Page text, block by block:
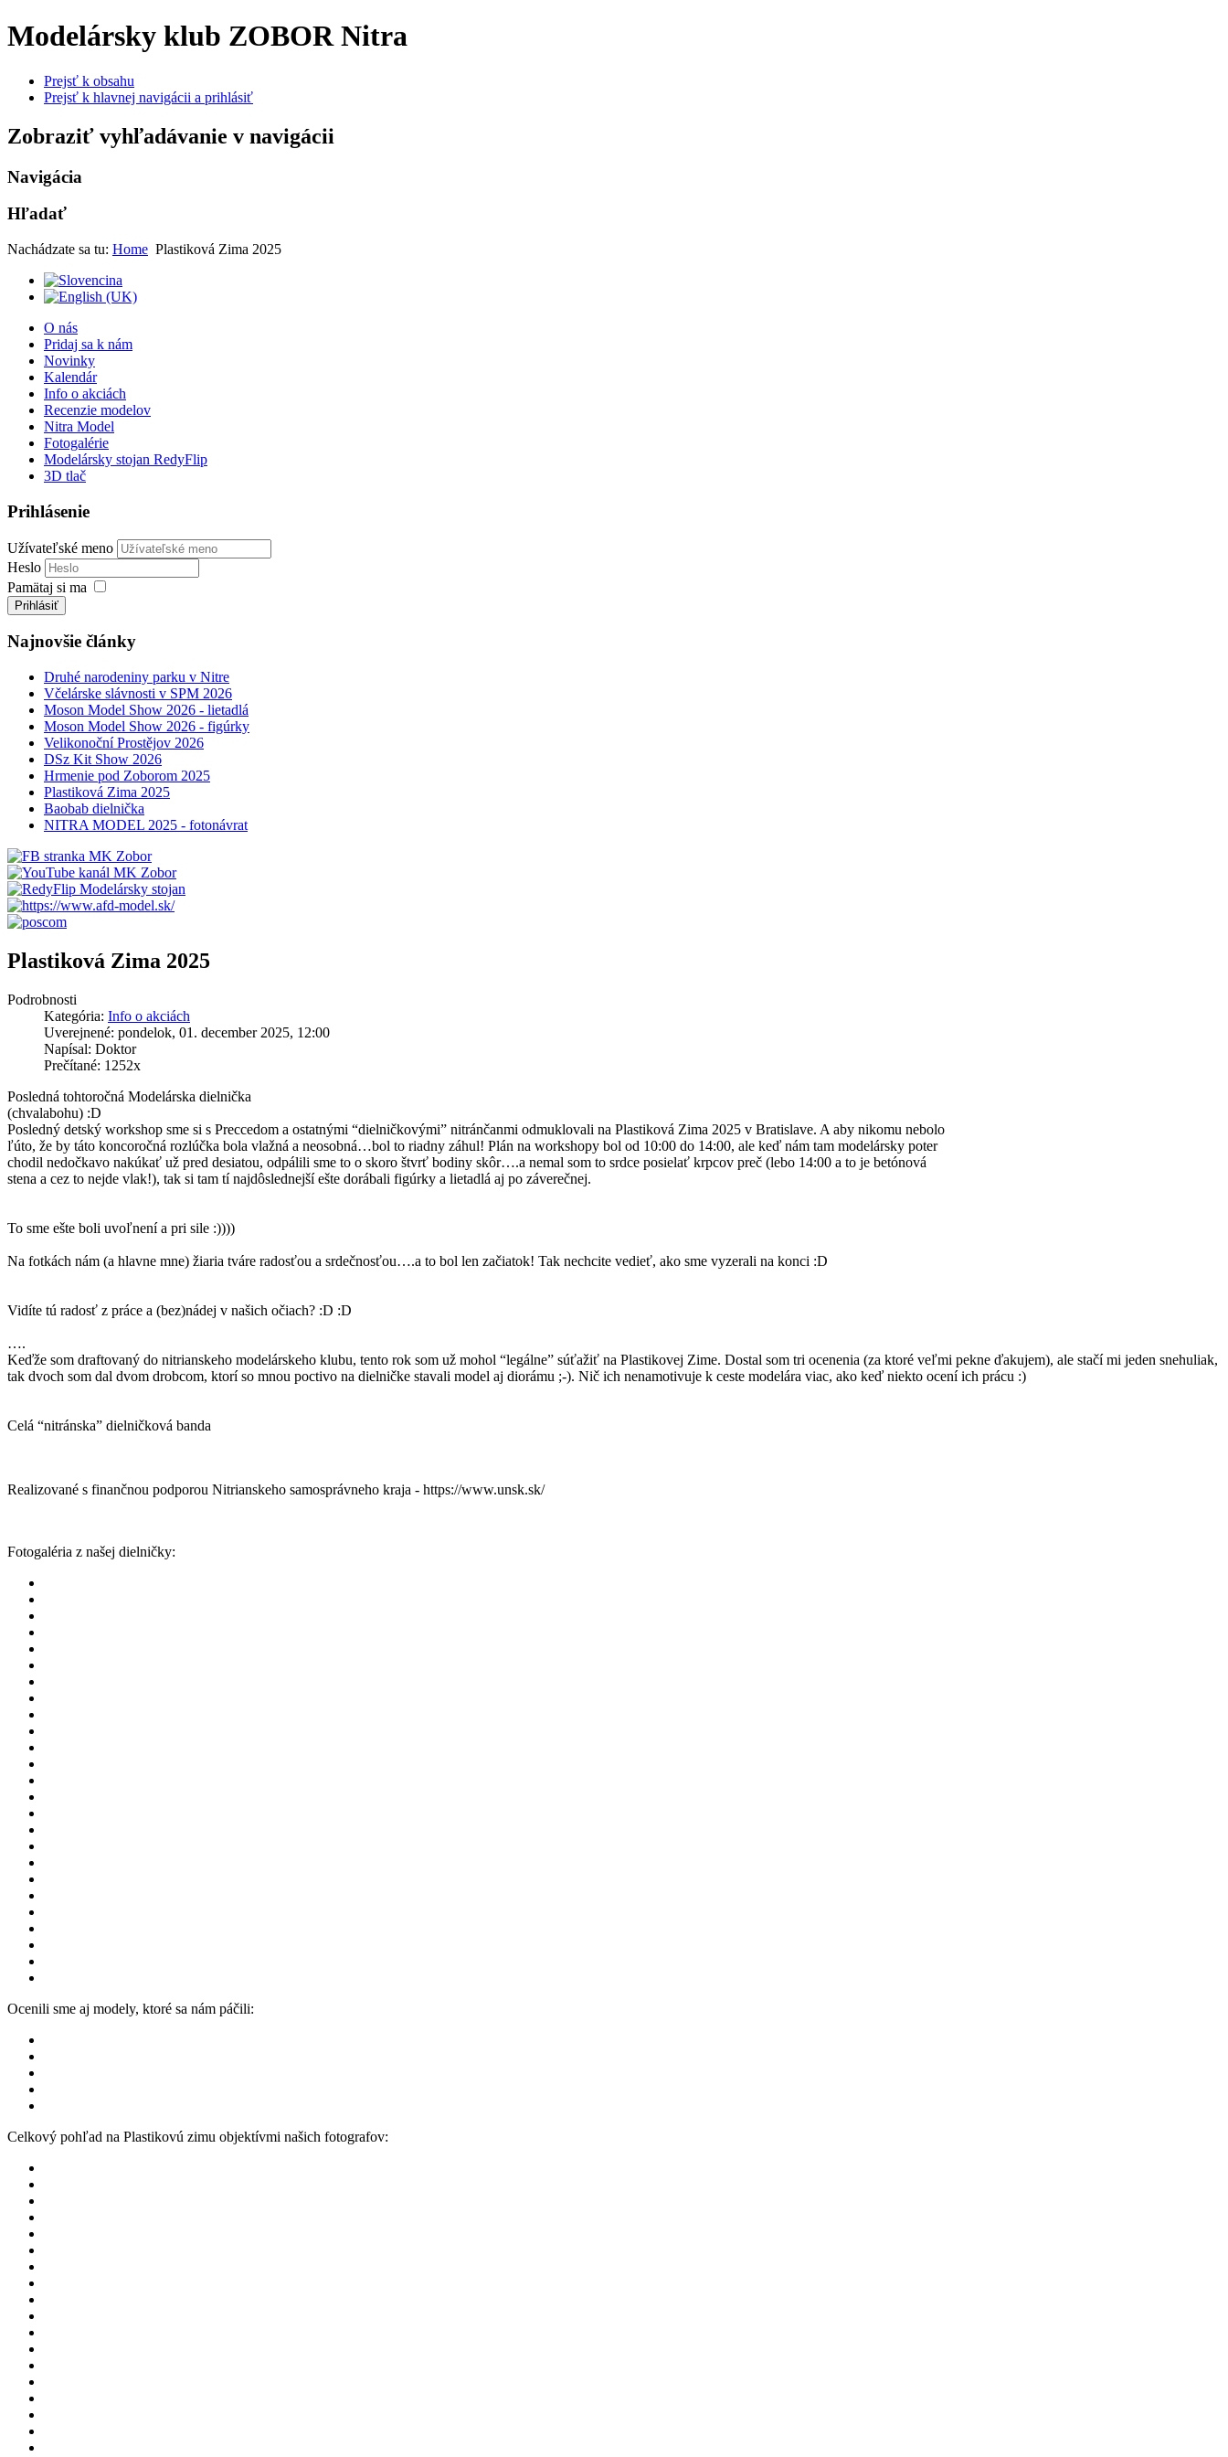
Modelársky klub ZOBOR Nitra
Prejsť k obsahu
Prejsť k hlavnej navigácii a prihlásiť
Zobraziť vyhľadávanie v navigácii
Navigácia
Hľadať
Nachádzate sa tu: Home Plastiková Zima 2025
O nás
Pridaj sa k nám
Novinky
Kalendár
Info o akciách
Recenzie modelov
Nitra Model
Fotogalérie
Modelársky stojan RedyFlip
3D tlač
Prihlásenie
Užívateľské meno
Heslo
Pamätaj si ma
Prihlásiť
Najnovšie články
Druhé narodeniny parku v Nitre
Včelárske slávnosti v SPM 2026
Moson Model Show 2026 - lietadlá
Moson Model Show 2026 - figúrky
Velikonoční Prostějov 2026
DSz Kit Show 2026
Hrmenie pod Zoborom 2025
Plastiková Zima 2025
Baobab dielnička
NITRA MODEL 2025 - fotonávrat
Plastiková Zima 2025
Podrobnosti
Kategória: Info o akciách
Uverejnené: pondelok, 01. december 2025, 12:00
Napísal: Doktor
Prečítané: 1252x
Posledná tohtoročná Modelárska dielnička
(chvalabohu) :D
Posledný detský workshop sme si s Preccedom a ostatnými “dielničkovými” nitránčanmi odmuklovali na Plastiková Zima 2025 v Bratislave. A aby nikomu nebolo
ľúto, že by táto koncoročná rozlúčka bola vlažná a neosobná…bol to riadny záhul! Plán na workshopy bol od 10:00 do 14:00, ale keď nám tam modelársky poter
chodil nedočkavo nakúkať už pred desiatou, odpálili sme to o skoro štvrť bodiny skôr….a nemal som to srdce posielať krpcov preč (lebo 14:00 a to je betónová
stena a cez to nejde vlak!), tak si tam tí najdôslednejší ešte dorábali figúrky a lietadlá aj po záverečnej.
To sme ešte boli uvoľnení a pri sile :))))
Na fotkách nám (a hlavne mne) žiaria tváre radosťou a srdečnosťou….a to bol len začiatok! Tak nechcite vedieť, ako sme vyzerali na konci :D
Vidíte tú radosť z práce a (bez)nádej v našich očiach? :D :D
….
Keďže som draftovaný do nitrianskeho modelárskeho klubu, tento rok som už mohol “legálne” súťažiť na Plastikovej Zime. Dostal som tri ocenenia (za ktoré veľmi pekne ďakujem), ale stačí mi jeden snehuliak,
tak dvoch som dal dvom drobcom, ktorí so mnou poctivo na dielničke stavali model aj diorámu ;-). Nič ich nenamotivuje k ceste modelára viac, ako keď niekto ocení ich prácu :)
Celá “nitránska” dielničková banda
Realizované s finančnou podporou Nitrianskeho samosprávneho kraja - https://www.unsk.sk/
Fotogaléria z našej dielničky:
Ocenili sme aj modely, ktoré sa nám páčili:
Celkový pohľad na Plastikovú zimu objektívmi našich fotografov: